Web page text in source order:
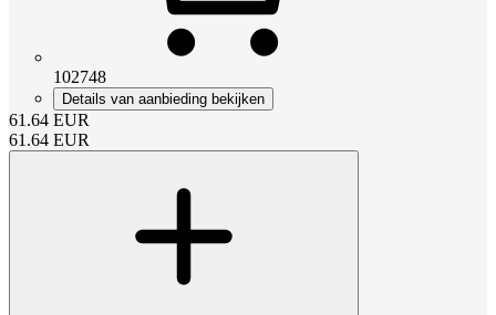
102748
Details van aanbieding bekijken
61.64 EUR
61.64 EUR